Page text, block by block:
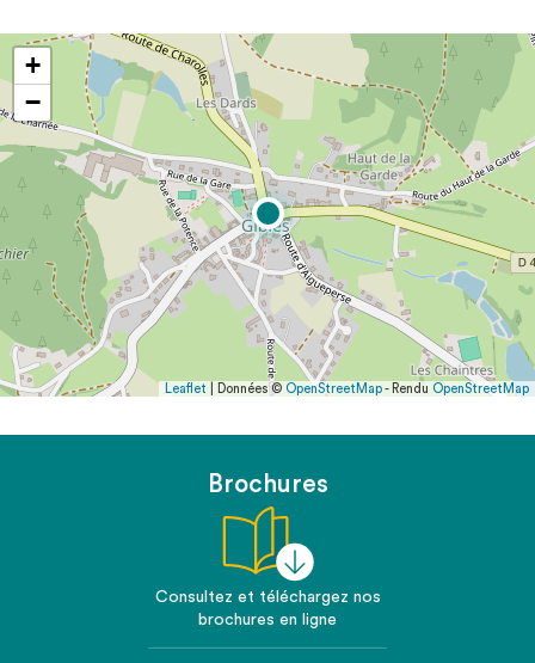
+
−
Leaflet | Données © OpenStreetMap- Rendu OpenStreetMap
Brochures
Consultez et téléchargez nos
brochures en ligne